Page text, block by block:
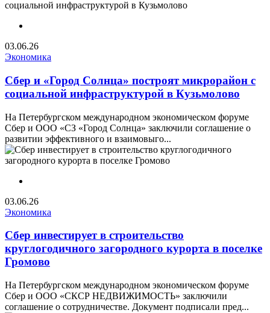
03.06.26
Экономика
Сбер и «Город Солнца» построят микрорайон с
социальной инфраструктурой в Кузьмолово
На Петербургском международном экономическом форуме
Сбер и ООО «СЗ «Город Солнца» заключили соглашение о
развитии эффективного и взаимовыго...
03.06.26
Экономика
Сбер инвестирует в строительство
круглогодичного загородного курорта в поселке
Громово
На Петербургском международном экономическом форуме
Сбер и ООО «СКСР НЕДВИЖИМОСТЬ» заключили
соглашение о сотрудничестве. Документ подписали пред...